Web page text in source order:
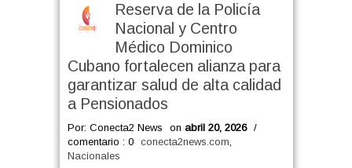
Reserva de la Policía
Nacional y Centro
Médico Dominico
Cubano fortalecen alianza para
garantizar salud de alta calidad
a Pensionados
Por: Conecta2 News on abril 20, 2026
/
comentario : 0
conecta2news.com,
Nacionales